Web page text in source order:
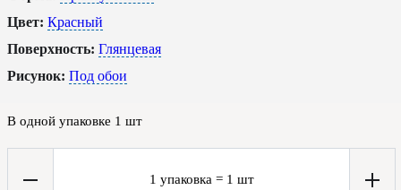
Цвет: Красный
Поверхность: Глянцевая
Рисунок: Под обои
В одной упаковке 1 шт
1 упаковка = 1 шт